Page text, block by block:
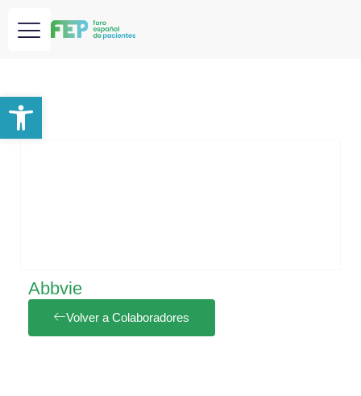
Abbvie
Volver a Colaboradores
Abrir barra de herramientas